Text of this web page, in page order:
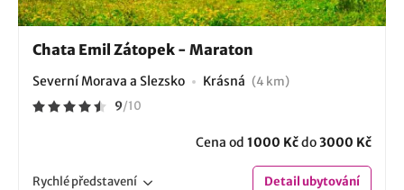
Chata Emil Zátopek - Maraton
Severní Morava a Slezsko Krásná (4 km)
9/10
Cena od 1000 Kčdo3000 Kč
Rychlépředstavení Detailubytování